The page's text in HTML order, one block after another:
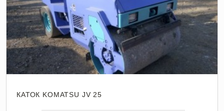
КАТОК KOMATSU JV 25